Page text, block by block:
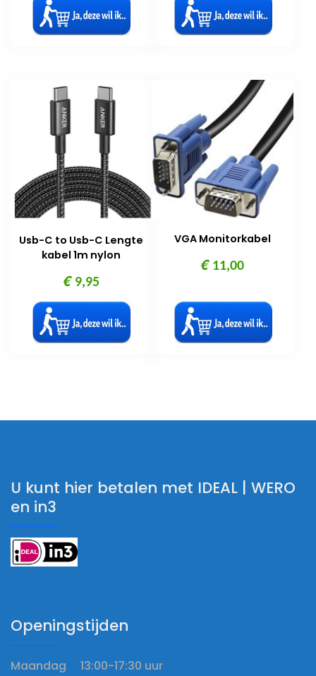
Usb-C to Usb-C Lengte
kabel 1m nylon
€9,95
VGA Monitorkabel
€11,00
U kunt hier betalen met IDEAL | WERO
en in3
Openingstijden
Maandag 13:00-17:30 uur